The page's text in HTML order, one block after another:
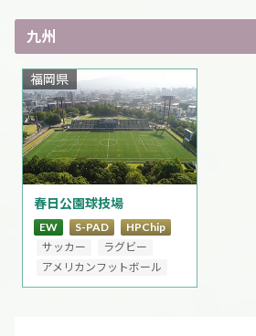
九州
春日公園球技場
福岡県
EW S-PAD
HPChip
サッカー
ラグビー
アメリカンフットボール